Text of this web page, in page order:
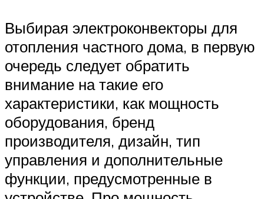
Выбирая электроконвекторы для
отопления частного дома, в первую
очередь следует обратить
внимание на такие его
характеристики, как мощность
оборудования, бренд
производителя, дизайн, тип
управления и дополнительные
функции, предусмотренные в